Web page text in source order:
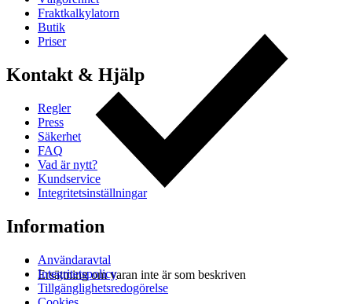
Ersättning om varan inte är som beskriven
Fraktkalkylatorn
Butik
Priser
Kontakt & Hjälp
Regler
Press
Säkerhet
FAQ
Vad är nytt?
Kundservice
Integritetsinställningar
Information
Användaravtal
Integritetspolicy
Tillgänglighetsredogörelse